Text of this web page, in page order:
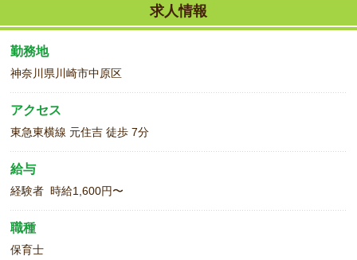
求人情報
勤務地
神奈川県川崎市中原区
アクセス
東急東横線 元住吉 徒歩 7分
給与
経験者 時給1,600円〜
職種
保育士